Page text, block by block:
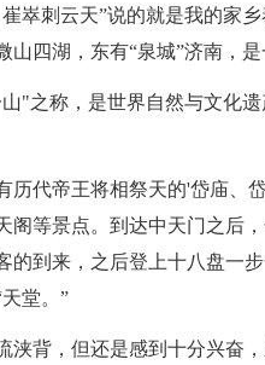
刺云天”说的就是我的家
四湖，东有“泉城”济南，是
之称，是世界自然与文化遗
代帝王将相祭天的'岱庙、
阁等景点。到达中天门之后
的到来，之后登上十八盘一
堂。”
背，但还是感到十分兴奋，